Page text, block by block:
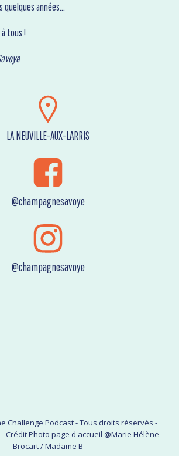
quelques années…
tous !
LA NEUVILLE-AUX-LARRIS
@champagnesavoye
@champagnesavoye
Challenge Podcast - Tous droits réservés -
- Crédit Photo page d'accueil @Marie Hélène
Brocart / Madame B